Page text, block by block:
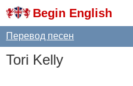
Begin English
Перевод песен
Tori Kelly